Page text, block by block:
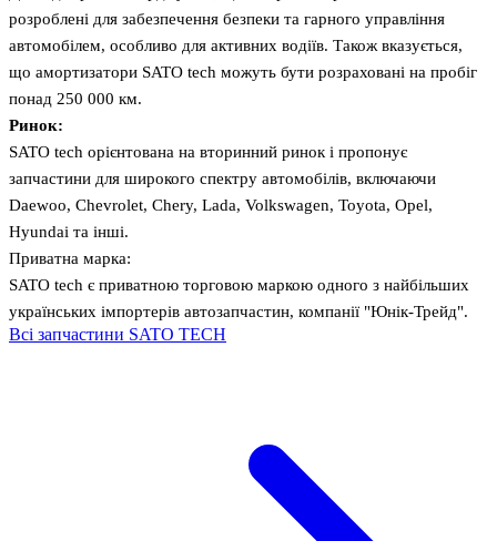
розроблені для забезпечення безпеки та гарного управління
автомобілем, особливо для активних водіїв. Також вказується,
що амортизатори SATO tech можуть бути розраховані на пробіг
понад 250 000 км.
Ринок:
SATO tech орієнтована на вторинний ринок і пропонує
запчастини для широкого спектру автомобілів, включаючи
Daewoo, Chevrolet, Chery, Lada, Volkswagen, Toyota, Opel,
Hyundai та інші.
Приватна марка:
SATO tech є приватною торговою маркою одного з найбільших
українських імпортерів автозапчастин, компанії "Юнік-Трейд".
Всі запчастини SATO TECH